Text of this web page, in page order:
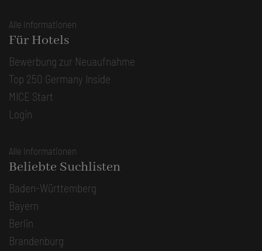
Alle Informationen
Für Hotels
Bewerbung zur Neuaufnahme
Top 250 Germany Inside
MICE Start
Login
Alle Informationen
Beliebte Suchlisten
Baden-Württemberg
Bayern
Berlin
Brandenburg